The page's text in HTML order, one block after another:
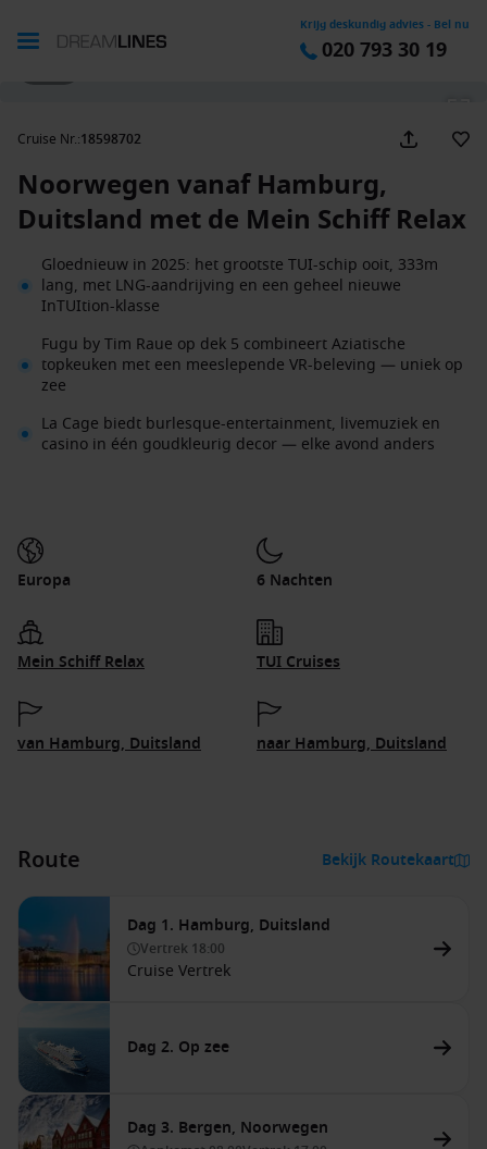
Krijg deskundig advies - Bel nu
020 793 30 19
Cruise Nr.:18598702
Noorwegen vanaf Hamburg,
Duitsland met de Mein Schiff Relax
Gloednieuw in 2025: het grootste TUI-schip ooit, 333m
lang, met LNG-aandrijving en een geheel nieuwe
InTUItion-klasse
Fugu by Tim Raue op dek 5 combineert Aziatische
topkeuken met een meeslepende VR-beleving — uniek op
zee
La Cage biedt burlesque-entertainment, livemuziek en
casino in één goudkleurig decor — elke avond anders
Europa 6 Nachten
Mein Schiff Relax TUI Cruises
van Hamburg, Duitsland naar Hamburg, Duitsland
Route Bekijk Routekaart
Dag 1. Hamburg, Duitsland
Vertrek 18:00
Cruise Vertrek
Dag 2. Op zee
Dag 3. Bergen, Noorwegen